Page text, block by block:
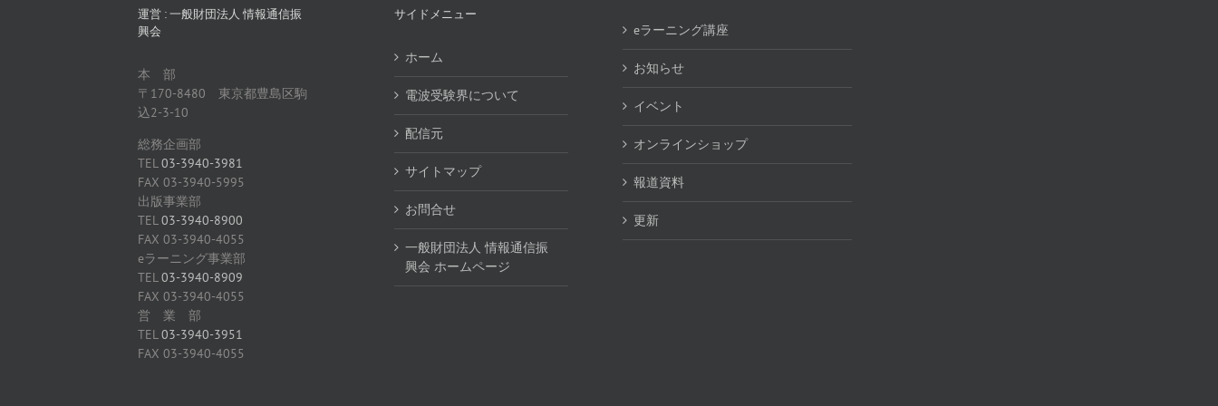
運営 : 一般財団法人 情報通信振
興会
本 部
〒170-8480 東京都豊島区駒
込2-3-10
総務企画部
TEL03-3940-3981
FAX 03-3940-5995
出版事業部
TEL03-3940-8900
FAX 03-3940-4055
eラーニング事業部
TEL03-3940-8909
FAX 03-3940-4055
営 業 部
TEL03-3940-3951
FAX 03-3940-4055
サイドメニュー
ホーム
電波受験界について
配信元
サイトマップ
お問合せ
一般財団法人 情報通信振
興会 ホームページ
eラーニング講座
お知らせ
イベント
オンラインショップ
報道資料
更新